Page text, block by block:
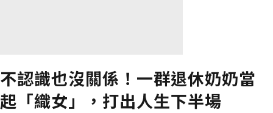
不認識也沒關係！一群退休奶奶當
起「織女」，打出人生下半場